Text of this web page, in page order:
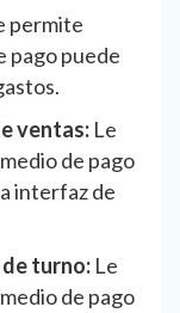
permite
pago puede
ventas: Le
de pago
interfaz de
turno: Le
de pago